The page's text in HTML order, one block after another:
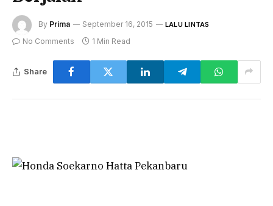
By Prima September 16, 2015 LALU LINTAS
No Comments 1 Min Read
Share